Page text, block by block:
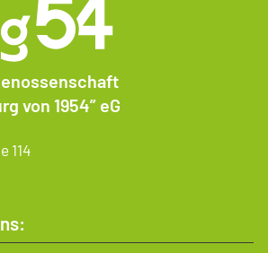
von 1954” eG
114